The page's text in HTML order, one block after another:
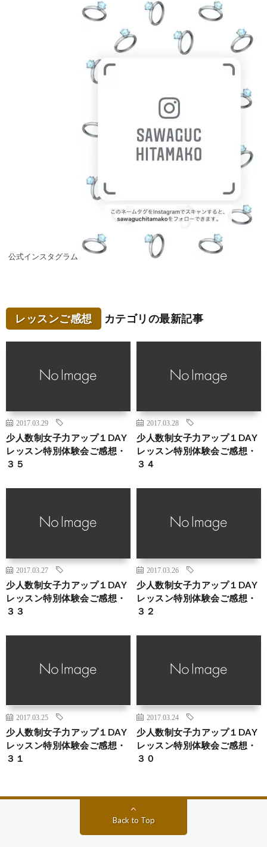
公式インスタグラム
レッスンご感想 カテゴリの最新記事
2017.03.29
少人数制女子力アップ１DAY
レッスン特別体験会ご感想・
３５
2017.03.28
少人数制女子力アップ１DAY
レッスン特別体験会ご感想・
３４
2017.03.27
少人数制女子力アップ１DAY
レッスン特別体験会ご感想・
３３
2017.03.26
少人数制女子力アップ１DAY
レッスン特別体験会ご感想・
３２
2017.03.25
少人数制女子力アップ１DAY
レッスン特別体験会ご感想・
３１
2017.03.24
少人数制女子力アップ１DAY
レッスン特別体験会ご感想・
３０
Back to Top